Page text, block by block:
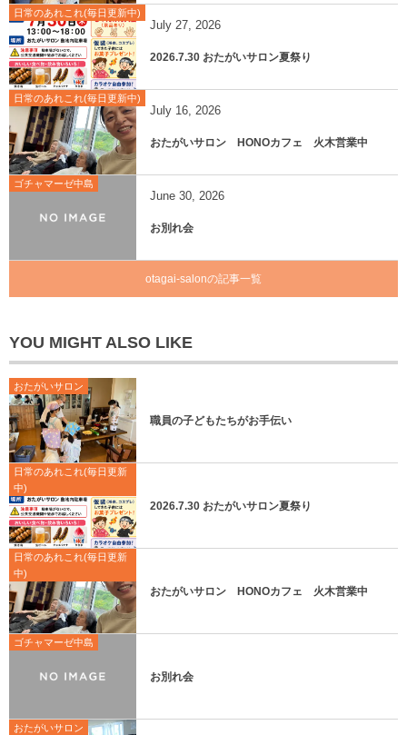
日常のあれこれ(毎日更新中)
July 27, 2026
2026.7.30 おたがいサロン夏祭り
日常のあれこれ(毎日更新中)
July 16, 2026
おたがいサロン HONOカフェ 火木営業中
ゴチャマーゼ中島
June 30, 2026
お別れ会
otagai-salonの記事一覧
YOU MIGHT ALSO LIKE
おたがいサロン
職員の子どもたちがお手伝い
日常のあれこれ(毎日更新
中)
2026.7.30 おたがいサロン夏祭り
日常のあれこれ(毎日更新
中)
おたがいサロン HONOカフェ 火木営業中
ゴチャマーゼ中島
お別れ会
おたがいサロン